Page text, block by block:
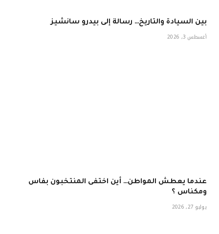
بين السيادة والتاريخ… رسالة إلى بيدرو سانشيز
أغسطس 3, 2026
عندما يعطش المواطن… أين اختفى المنتخبون بفاس
ومكناس ؟
يوليو 27, 2026